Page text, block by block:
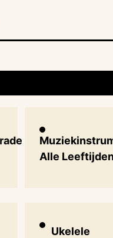
Alle
Ukelele